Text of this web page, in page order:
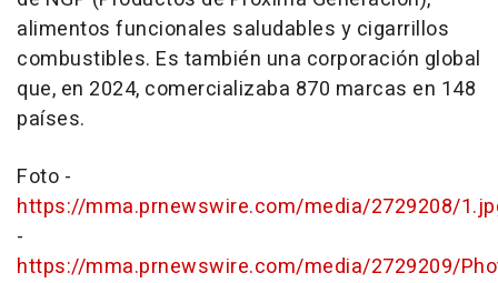
alimentos funcionales saludables y cigarrillos
combustibles. Es también una corporación global
que, en 2024, comercializaba 870 marcas en 148
países.
Foto -
https://mma.prnewswire.com/media/2729208/
-
https://mma.prnewswire.com/media/2729209/